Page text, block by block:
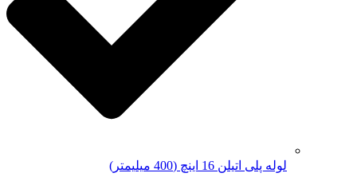
لوله پلی اتیلن 16 اینچ (400 میلیمتر)